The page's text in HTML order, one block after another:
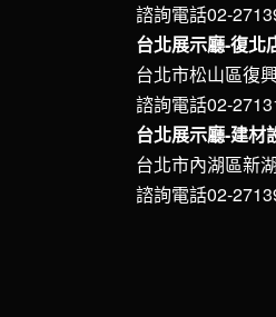
諮詢電話02-
台北展示廳-復北
台北市松山區復
諮詢電話02-
台北展示廳-建材
台北市內湖區新
諮詢電話02-